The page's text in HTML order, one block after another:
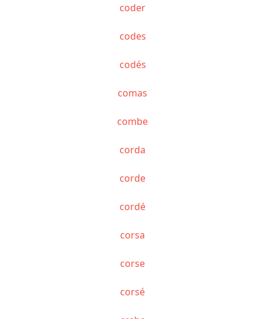
coder
codes
codés
comas
combe
corda
corde
cordé
corsa
corse
corsé